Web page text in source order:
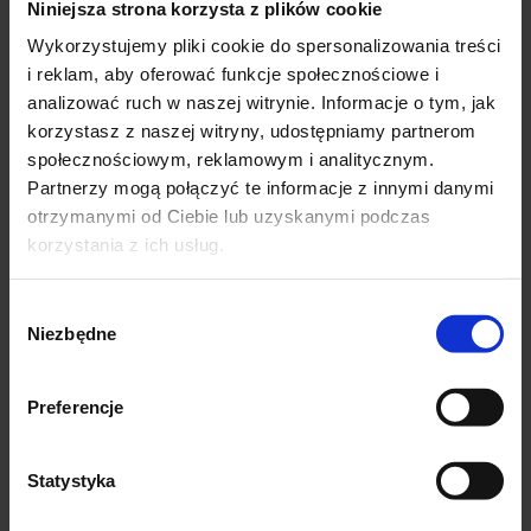
Niniejsza strona korzysta z plików cookie
Wykorzystujemy pliki cookie do spersonalizowania treści
i reklam, aby oferować funkcje społecznościowe i
analizować ruch w naszej witrynie. Informacje o tym, jak
korzystasz z naszej witryny, udostępniamy partnerom
społecznościowym, reklamowym i analitycznym.
Partnerzy mogą połączyć te informacje z innymi danymi
otrzymanymi od Ciebie lub uzyskanymi podczas
korzystania z ich usług.
zgody
Niezbędne
Preferencje
Statystyka
SKŁAD:
55 % bawełna
37 %poliamid
7%elastan
Podobne produkty
-38% -25%